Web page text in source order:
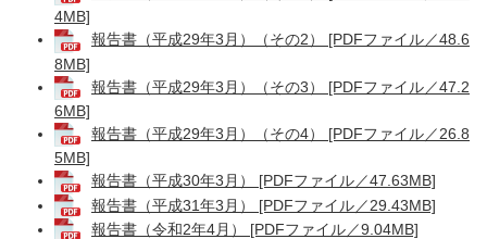
4MB]
報告書（平成29年3月）（その2） [PDFファイル／48.6
8MB]
報告書（平成29年3月）（その3） [PDFファイル／47.2
6MB]
報告書（平成29年3月）（その4） [PDFファイル／26.8
5MB]
報告書（平成30年3月） [PDFファイル／47.63MB]
報告書（平成31年3月） [PDFファイル／29.43MB]
報告書（令和2年4月） [PDFファイル／9.04MB]